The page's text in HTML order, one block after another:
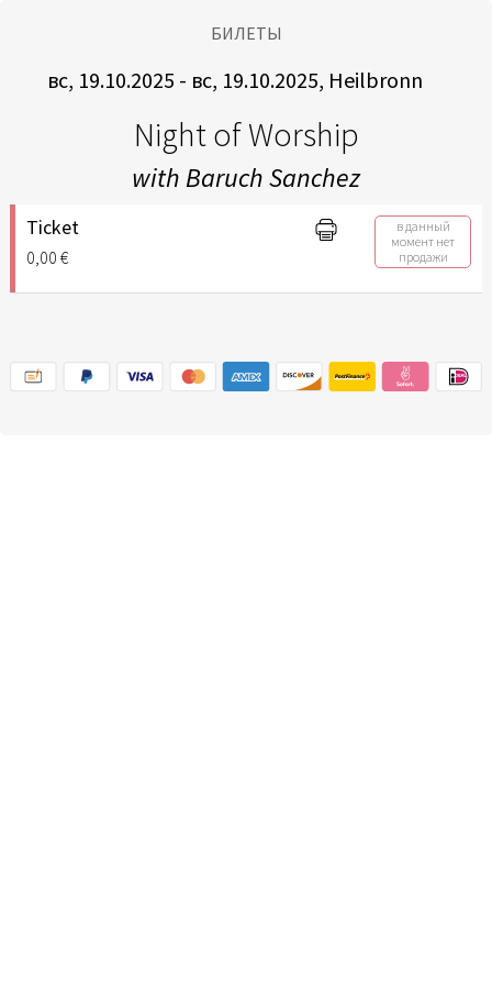
БИЛЕТЫ
вс, 19.10.2025 - вс, 19.10.2025, Heilbronn
Night of Worship
with Baruch Sanchez
Ticket
0,00 €
в данный
момент нет
продажи